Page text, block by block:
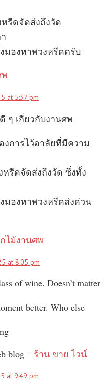
รีดจัดส่งถึงวัด
มองหาพวงหรีดครับ
at 5:37 pm
ๆ เกี่ยวกับงานศพ
การไว้อาลัยที่มีความ
หรีดจัดส่งถึงวัด ซึ่งทั้ง
มองหาพวงหรีดส่งด่วน
ไม้งานศพ
at 8:05 pm
of wine. Doesn’t matter
better. Who else
blog – ร้าน ขาย ไวน์
at 9:49 pm